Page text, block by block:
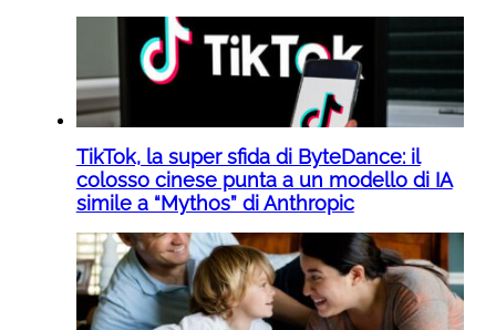
TikTok, la super sfida di ByteDance: il
colosso cinese punta a un modello di IA
simile a “Mythos” di Anthropic